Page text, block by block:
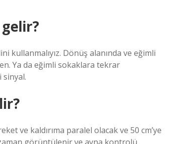
kullanmalıyız. Dönüş alanında ve eğimli
Ya da eğimli sokaklara tekrar
sinyal.
ve kaldırıma paralel olacak ve 50 cm’ye